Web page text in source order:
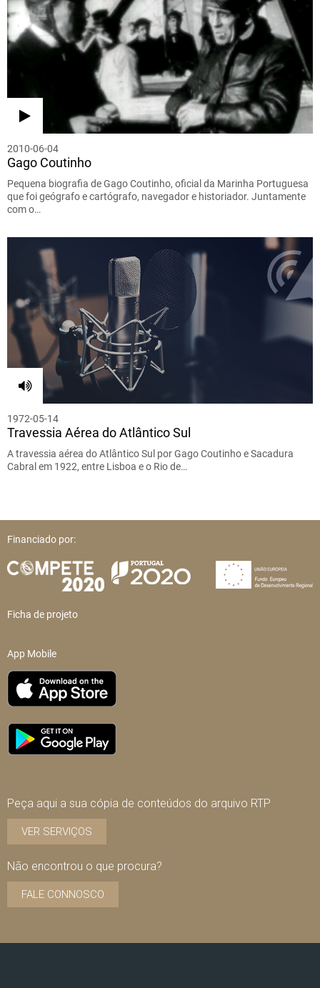
2010-06-04
Gago Coutinho
Pequena biografia de Gago Coutinho, oficial da Marinha Portuguesa
que foi geógrafo e cartógrafo, navegador e historiador. Juntamente
com o…
1972-05-14
Travessia Aérea do Atlântico Sul
A travessia aérea do Atlântico Sul por Gago Coutinho e Sacadura
Cabral em 1922, entre Lisboa e o Rio de…
Financiado por:
Ficha de projeto
App Mobile
Peça aqui a sua cópia de conteúdos do arquivo RTP
VER SERVIÇOS
Não encontrou o que procura?
FALE CONNOSCO